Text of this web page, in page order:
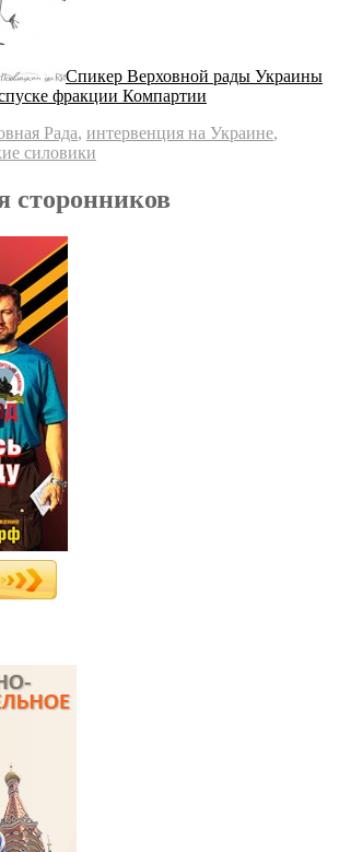
Спикер Верховной рады Украины
фракции Компартии
Рада, интервенция на Украине,
силовики
сторонников